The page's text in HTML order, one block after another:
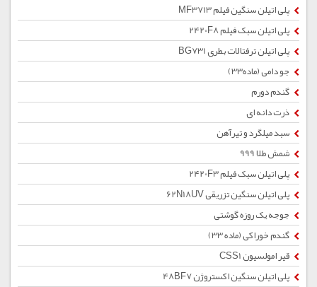
پلی اتیلن سنگین فیلم MF3713
پلی اتیلن سبک فیلم 2420F8
پلی اتیلن ترفتالات بطری BG731
جو دامی (ماده33)
گندم دورم
ذرت دانه ای
سبد میلگرد و تیرآهن
شمش طلا 999
پلی اتیلن سبک فیلم 2420F3
پلی اتیلن سنگین تزریقی 62N18UV
جوجه یک روزه گوشتی
گندم خوراکی (ماده 33)
قیر امولسیون CSS1
پلی اتیلن سنگین اکستروژن 48BF7